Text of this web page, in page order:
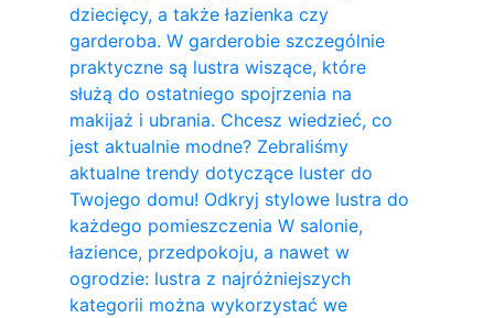
dziecięcy, a także łazienka czy
garderoba. W garderobie szczególnie
praktyczne są lustra wiszące, które
służą do ostatniego spojrzenia na
makijaż i ubrania. Chcesz wiedzieć, co
jest aktualnie modne? Zebraliśmy
aktualne trendy dotyczące luster do
Twojego domu! Odkryj stylowe lustra do
każdego pomieszczenia W salonie,
łazience, przedpokoju, a nawet w
ogrodzie: lustra z najróżniejszych
kategorii można wykorzystać we